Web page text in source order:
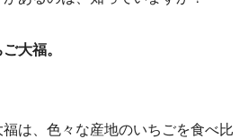
大福。
は、色々な産地のいちごを食べ比